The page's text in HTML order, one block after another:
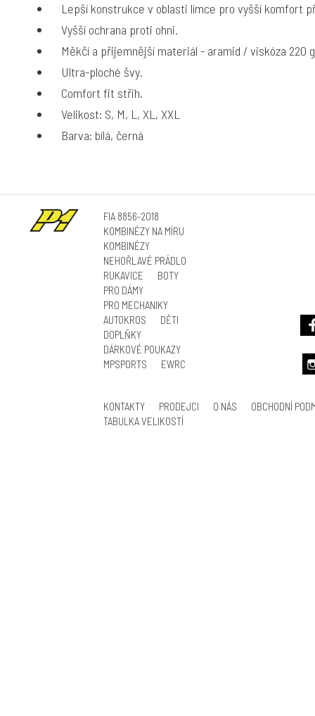
Lepší konstrukce v oblasti límce pro vyšší komfort
Vyšší ochrana proti ohni.
Měkčí a přijemnější materiál - aramid / viskóza 220
Ultra-ploché švy.
Comfort fit střih.
Velikost: S, M, L, XL, XXL
Barva: bílá, černá
FIA 8856-2018
KOMBINÉZY NA MÍRU
KOMBINÉZY
NEHOŘLAVÉ PRÁDLO
RUKAVICE
BOTY
PRO DÁMY
PRO MECHANIKY
AUTOKROS
DĚTI
DOPLŇKY
DÁRKOVÉ POUKAZY
MPSPORTS
EWRC
KONTAKTY PRODEJCI O NÁS
OBCHODNÍ
TABULKA VELIKOSTÍ